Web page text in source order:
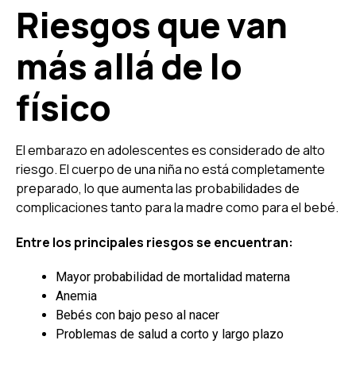
Riesgos que van
más allá de lo
físico
El embarazo en adolescentes es considerado de alto
riesgo. El cuerpo de una niña no está completamente
preparado, lo que aumenta las probabilidades de
complicaciones tanto para la madre como para el bebé.
Entre los principales riesgos se encuentran:
Mayor probabilidad de mortalidad materna
Anemia
Bebés con bajo peso al nacer
Problemas de salud a corto y largo plazo